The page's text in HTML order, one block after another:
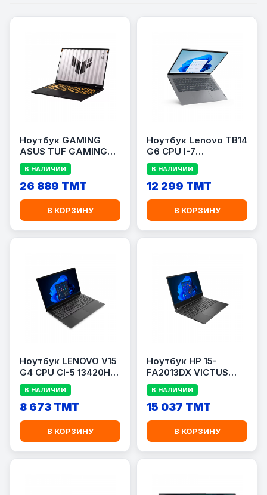
Ноутбук GAMING
ASUS TUF GAMING
FX608JP-RV013 CI-5
13450HX (10/16)/RAM
16GB SSD
1TB/RTX5070 8гб
В НАЛИЧИИ
26 889 TMT
В КОРЗИНУ
Ноутбук Lenovo TB14
G6 CPU I-7
13700H(14/20)/RAM
8GB/SSD 512GB
В НАЛИЧИИ
12 299 TMT
В КОРЗИНУ
Ноутбук LENOVO V15
G4 CPU CI-5 13420H
BLACK
В НАЛИЧИИ
8 673 TMT
В КОРЗИНУ
Ноутбук HP 15-
FA2013DX VICTUS
CPU I-5 13420H
В НАЛИЧИИ
15 037 TMT
В КОРЗИНУ